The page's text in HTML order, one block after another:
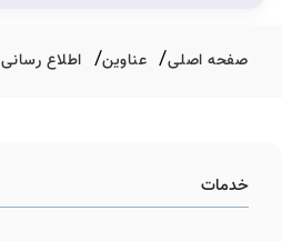
صفحه اصلی عناوین اطلاع رسانی
خدمات